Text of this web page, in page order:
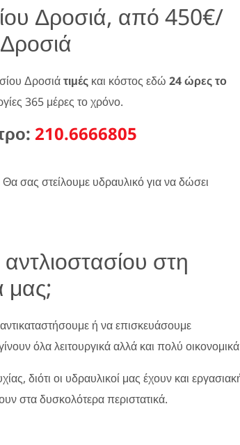
Δροσιά, από 450€/
Δροσιάτιμές και κόστος εδώ 24 ώρες το
365 μέρες το χρόνο.
210.6666805
σας στείλουμε υδραυλικό για να δώσει
αντλιοστασίου στη
μας;
ή να επισκευάσουμε
όλα λειτουργικά αλλά και πολύ
διότι οι υδραυλικοί μας έχουν και
στα δυσκολότερα περιστατικά.